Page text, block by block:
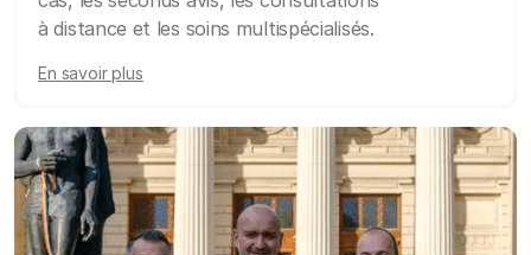
à distance et les soins multispécialisés.
En savoir plus